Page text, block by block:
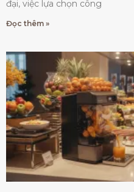
đại, việc lựa chọn công
Đọc thêm »